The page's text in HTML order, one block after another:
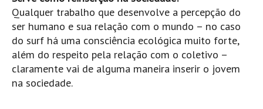
Vídeos
Nacional
Internacional
Exclusivos
Fotogaleria
Qualquer trabalho que desenvolve a percepção do
ser humano e sua relação com o mundo – no caso
do surf há uma consciência ecológica muito forte,
além do respeito pela relação com o coletivo –
claramente vai de alguma maneira inserir o jovem
na sociedade.